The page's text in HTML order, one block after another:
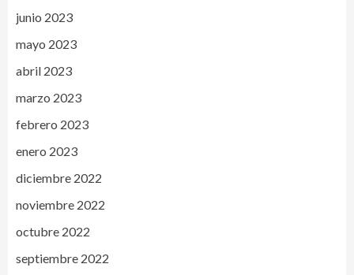
junio 2023
mayo 2023
abril 2023
marzo 2023
febrero 2023
enero 2023
diciembre 2022
noviembre 2022
octubre 2022
septiembre 2022